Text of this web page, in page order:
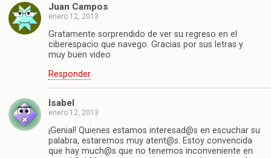
Juan Campos
enero 12, 2013
Gratamente sorprendido de ver su regreso en el
ciberespacio que navego. Gracias por sus letras y
muy buen video
Responder
Isabel
enero 12, 2013
¡Genial! Quienes estamos interesad@s en escuchar su
palabra, estaremos muy atent@s. Estoy convencida
que hay much@s que no tenemos inconveniente en